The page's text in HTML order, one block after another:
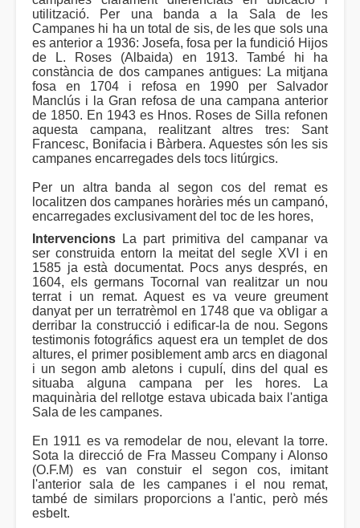
utilització. Per una banda a la Sala de les
Campanes hi ha un total de sis, de les que sols una
es anterior a 1936: Josefa, fosa per la fundició Hijos
de L. Roses (Albaida) en 1913. També hi ha
constància de dos campanes antigues: La mitjana
fosa en 1704 i refosa en 1990 per Salvador
Manclús i la Gran refosa de una campana anterior
de 1850. En 1943 es Hnos. Roses de Silla refonen
aquesta campana, realitzant altres tres: Sant
Francesc, Bonifacia i Bàrbera. Aquestes són les sis
campanes encarregades dels tocs litúrgics.
Per un altra banda al segon cos del remat es
localitzen dos campanes horàries més un campanó,
encarregades exclusivament del toc de les hores,
Intervencions La part primitiva del campanar va
ser construida entorn la meitat del segle XVI i en
1585 ja està documentat. Pocs anys després, en
1604, els germans Tocornal van realitzar un nou
terrat i un remat. Aquest es va veure greument
danyat per un terratrèmol en 1748 que va obligar a
derribar la construcció i edificar-la de nou. Segons
testimonis fotográfics aquest era un templet de dos
altures, el primer posiblement amb arcs en diagonal
i un segon amb aletons i cupulí, dins del qual es
situaba alguna campana per les hores. La
maquinària del rellotge estava ubicada baix l'antiga
Sala de les campanes.
En 1911 es va remodelar de nou, elevant la torre.
Sota la direcció de Fra Masseu Company i Alonso
(O.F.M) es van constuir el segon cos, imitant
l'anterior sala de les campanes i el nou remat,
també de similars proporcions a l'antic, però més
esbelt.